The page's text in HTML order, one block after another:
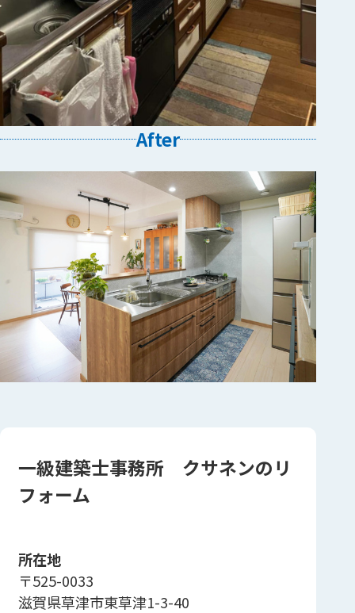
After
一級建築士事務所 クサネンのリ
フォーム
所在地
〒525-0033
滋賀県草津市東草津1-3-40